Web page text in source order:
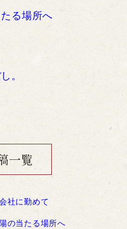
る場所へ
。
一覧
社に勤めて
の当たる場所へ